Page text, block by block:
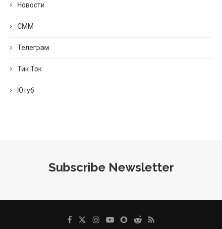
Новости
СММ
Телеграм
Тик Ток
Ютуб
Subscribe Newsletter